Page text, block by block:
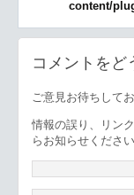
content/
コメントをど
ご意見お待ちして
情報の誤り、リン
らお知らせください